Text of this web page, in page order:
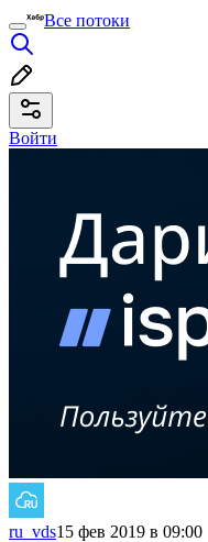
Все потоки
Войти
ru_vds15 фев 2019 в 09:00